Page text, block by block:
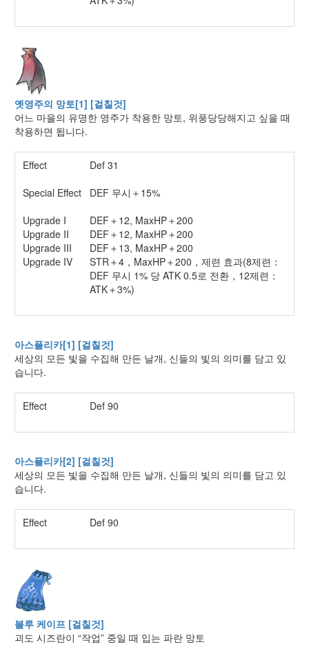
옛영주의 망토[1] [걸칠것]
어느 마을의 유명한 영주가 착용한 망토, 위풍당당해지고 싶을 때
착용하면 됩니다.
Effect
Def 31
Special Effect
DEF 무시＋15%
Upgrade I
DEF＋12, MaxHP＋200
Upgrade II
DEF＋12, MaxHP＋200
Upgrade III
DEF＋13, MaxHP＋200
Upgrade IV
STR＋4，MaxHP＋200，제련 효과(8제련：
DEF 무시 1% 당 ATK 0.5로 전환，12제련：
ATK＋3%)
아스플리카[1] [걸칠것]
세상의 모든 빛을 수집해 만든 날개, 신들의 빛의 의미를 담고 있
습니다.
Effect Def 90
아스플리카[2] [걸칠것]
세상의 모든 빛을 수집해 만든 날개, 신들의 빛의 의미를 담고 있
습니다.
Effect Def 90
블루 케이프 [걸칠것]
괴도 시즈란이 “작업” 중일 때 입는 파란 망토